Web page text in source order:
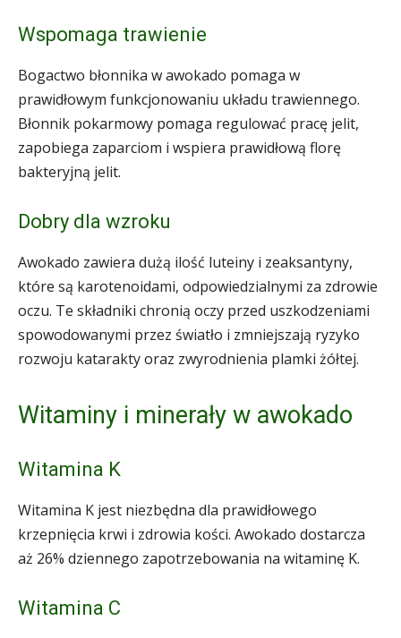
Wspomaga trawienie
Bogactwo błonnika w awokado pomaga w
prawidłowym funkcjonowaniu układu trawiennego.
Błonnik pokarmowy pomaga regulować pracę jelit,
zapobiega zaparciom i wspiera prawidłową florę
bakteryjną jelit.
Dobry dla wzroku
Awokado zawiera dużą ilość luteiny i zeaksantyny,
które są karotenoidami, odpowiedzialnymi za zdrowie
oczu. Te składniki chronią oczy przed uszkodzeniami
spowodowanymi przez światło i zmniejszają ryzyko
rozwoju katarakty oraz zwyrodnienia plamki żółtej.
Witaminy i minerały w awokado
Witamina K
Witamina K jest niezbędna dla prawidłowego
krzepnięcia krwi i zdrowia kości. Awokado dostarcza
aż 26% dziennego zapotrzebowania na witaminę K.
Witamina C